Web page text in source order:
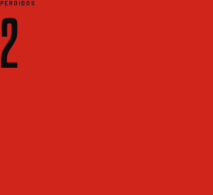
PERDIDOS
2